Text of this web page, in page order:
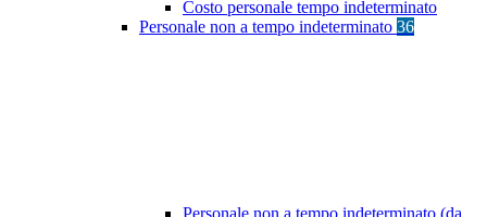
Costo personale tempo indeterminato
Personale non a tempo indeterminato 36